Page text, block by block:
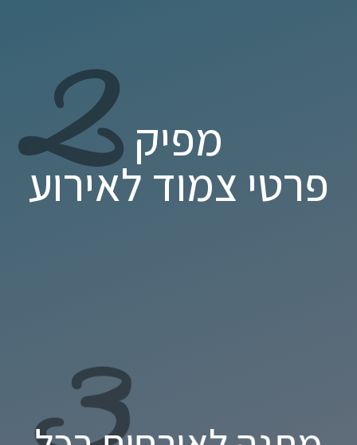
2 מפיק
פרטי צמוד לאירוע